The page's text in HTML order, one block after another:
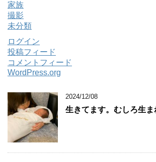
家族
撮影
未分類
ログイン
投稿フィード
コメントフィード
WordPress.org
2024/12/08
生きてます。むしろ生ま